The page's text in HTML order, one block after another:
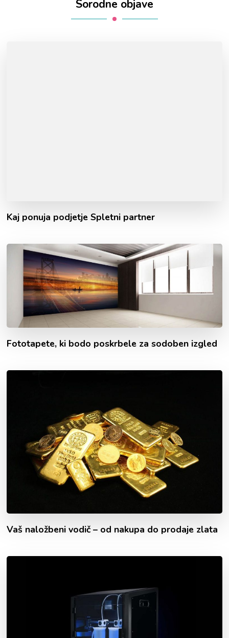
Sorodne objave
Kaj ponuja podjetje Spletni partner
Fototapete, ki bodo poskrbele za sodoben izgled
Vaš naložbeni vodič – od nakupa do prodaje zlata